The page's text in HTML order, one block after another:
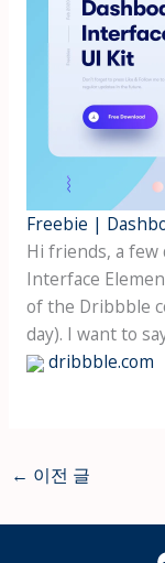
Freebie |
Hi friends, a few
Interface
of the Dribbble
day). I want to
dribbble.com
← 이전 글